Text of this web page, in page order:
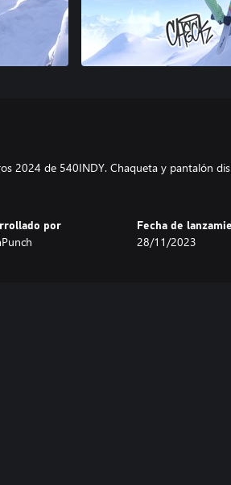
2024 de 540INDY. Chaqueta y pantalón
por Fecha de
28/11/2023